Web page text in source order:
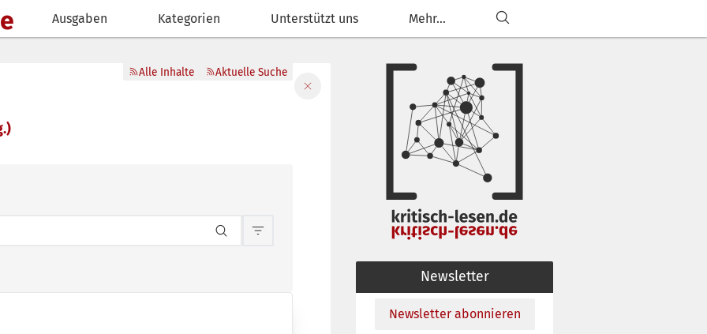
Ausgaben Kategorien Unterstützt uns Mehr...
Alle Inhalte Aktuelle Suche
Inhaltsfilterung anpassen
Filter schließen
Newsletter
Newsletter abonnieren